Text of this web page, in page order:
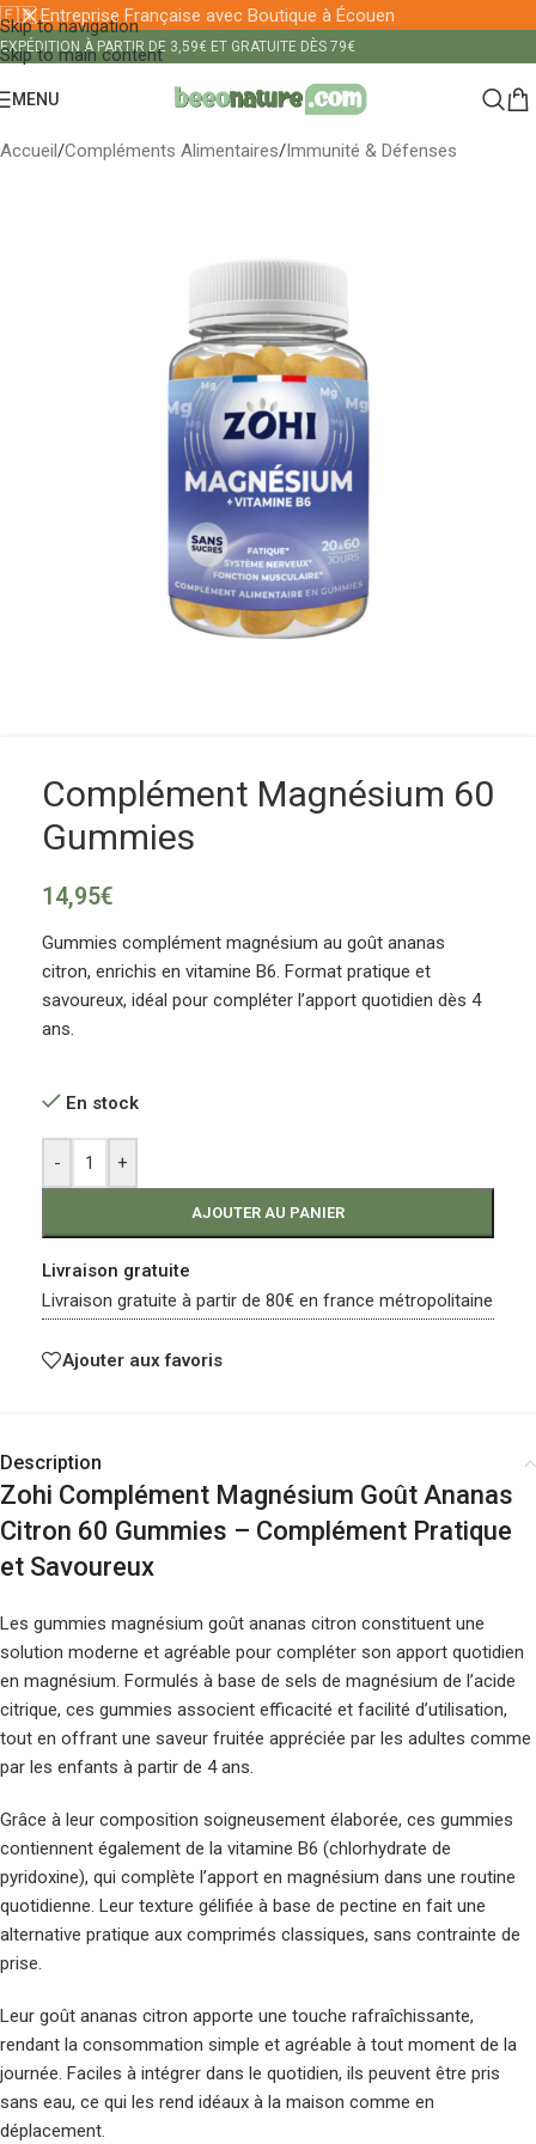
Skip to navigation
Skip to main content
🇫🇷 Entreprise Française avec Boutique à Écouen
EXPÉDITION À PARTIR DE 3,59€ ET GRATUITE DÈS 79€
MENU
Accueil/Compléments Alimentaires/Immunité & Défenses
Complément Magnésium 60
Gummies
14,95€
Gummies complément magnésium au goût ananas
citron, enrichis en vitamine B6. Format pratique et
savoureux, idéal pour compléter l’apport quotidien dès 4
ans.
En stock
- +
AJOUTER AU PANIER
Livraison gratuite
Livraison gratuite à partir de 80€ en france métropolitaine
Ajouter aux favoris
Description
Zohi Complément Magnésium Goût Ananas
Citron 60 Gummies – Complément Pratique
et Savoureux
Les gummies magnésium goût ananas citron constituent une
solution moderne et agréable pour compléter son apport quotidien
en magnésium. Formulés à base de sels de magnésium de l’acide
citrique, ces gummies associent efficacité et facilité d’utilisation,
tout en offrant une saveur fruitée appréciée par les adultes comme
par les enfants à partir de 4 ans.
Grâce à leur composition soigneusement élaborée, ces gummies
contiennent également de la vitamine B6 (chlorhydrate de
pyridoxine), qui complète l’apport en magnésium dans une routine
quotidienne. Leur texture gélifiée à base de pectine en fait une
alternative pratique aux comprimés classiques, sans contrainte de
prise.
Leur goût ananas citron apporte une touche rafraîchissante,
rendant la consommation simple et agréable à tout moment de la
journée. Faciles à intégrer dans le quotidien, ils peuvent être pris
sans eau, ce qui les rend idéaux à la maison comme en
déplacement.